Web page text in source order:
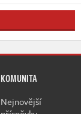
KOMUNITA
Nejnovější